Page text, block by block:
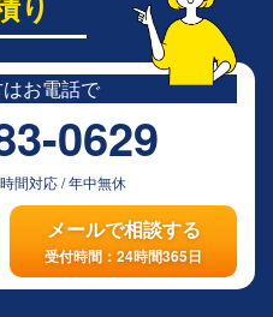
お電話で
0629
間対応/年中無休
メールで相談する
受付時間：24時間365日